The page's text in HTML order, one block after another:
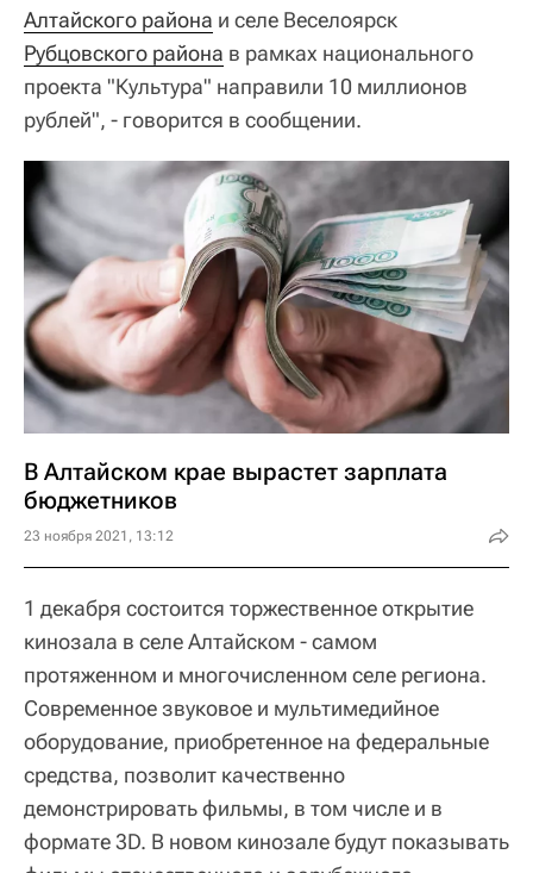
Алтайского района и селе Веселоярск
Рубцовского района в рамках национального
проекта "Культура" направили 10 миллионов
рублей", - говорится в сообщении.
В Алтайском крае вырастет зарплата
бюджетников
23 ноября 2021, 13:12
1 декабря состоится торжественное открытие
кинозала в селе Алтайском - самом
протяженном и многочисленном селе региона.
Современное звуковое и мультимедийное
оборудование, приобретенное на федеральные
средства, позволит качественно
демонстрировать фильмы, в том числе и в
формате 3D. В новом кинозале будут показывать